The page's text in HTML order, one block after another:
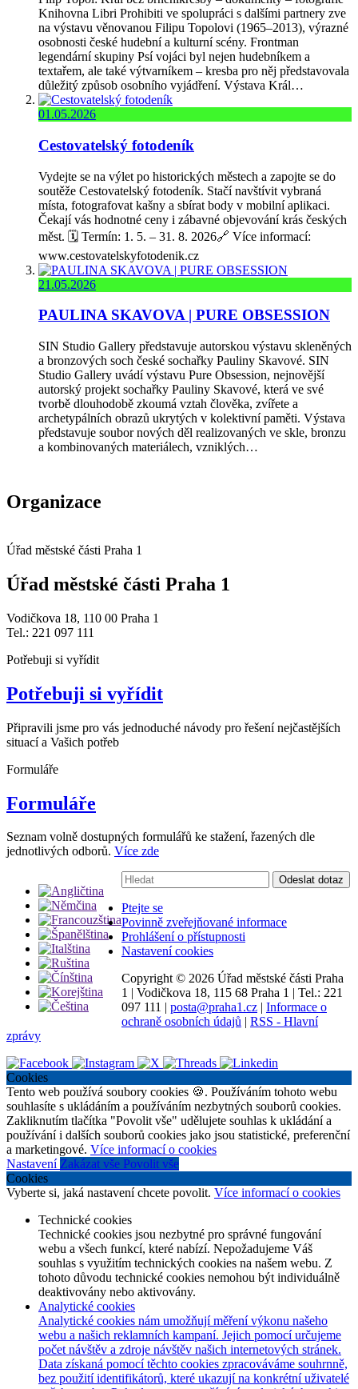
Knihovna Libri Prohibiti ve spolupráci s dalšími partnery zve
na výstavu věnovanou Filipu Topolovi (1965–2013), výrazné
osobnosti české hudební a kulturní scény. Frontman
legendární skupiny Psí vojáci byl nejen hudebníkem a
textařem, ale také výtvarníkem – kresba pro něj představovala
důležitý způsob osobního vyjádření. Výstava Král…
01.05.2026
Cestovatelský fotodeník
Vydejte se na výlet po historických městech a zapojte se do
soutěže Cestovatelský fotodeník. Stačí navštívit vybraná
místa, fotografovat kašny a sbírat body v mobilní aplikaci.
Čekají vás hodnotné ceny i zábavné objevování krás českých
měst. 🗓️ Termín: 1. 5. – 31. 8. 2026🔗 Více informací:
www.cestovatelskyfotodenik.cz
21.05.2026
PAULINA SKAVOVA | PURE OBSESSION
SIN Studio Gallery představuje autorskou výstavu skleněných
a bronzových soch české sochařky Pauliny Skavové. SIN
Studio Gallery uvádí výstavu Pure Obsession, nejnovější
autorský projekt sochařky Pauliny Skavové, která ve své
tvorbě dlouhodobě zkoumá vztah člověka, zvířete a
archetypálních obrazů ukrytých v kolektivní paměti. Výstava
představuje soubor nových děl realizovaných ve skle, bronzu
a kombinovaných materiálech, vzniklých…
Organizace
Úřad městské části Praha 1
Úřad městské části Praha 1
Vodičkova 18, 110 00 Praha 1
Tel.: 221 097 111
Potřebuji si vyřídit
Potřebuji si vyřídit
Připravili jsme pro vás jednoduché návody pro řešení nejčastějších
situací a Vašich potřeb
Formuláře
Formuláře
Seznam volně dostupných formulářů ke stažení, řazených dle
jednotlivých odborů. Více zde
Vyhledávání:
Odeslat dotaz
Ptejte se
Povinně zveřejňované informace
Prohlášení o přístupnosti
Nastavení cookies
Copyright © 2026 Úřad městské části Praha
1 | Vodičkova 18, 115 68 Praha 1 | Tel.: 221
097 111 | posta@praha1.cz | Informace o
ochraně osobních údajů | RSS - Hlavní
zprávy
Cookies
Tento web používá soubory cookies 🍪. Používáním tohoto webu
souhlasíte s ukládáním a používáním nezbytných souborů cookies.
Zakliknutím tlačítka "Povolit vše" udělujete souhlas k ukládání a
používání i dalších souborů cookies jako jsou statistické, preferenční
a marketingové. Více informací o cookies
Nastavení Zakázat vše Povolit vše
Cookies
Vyberte si, jaká nastavení chcete povolit. Více informací o cookies
Technické cookies
Technické cookies jsou nezbytné pro správné fungování
webu a všech funkcí, které nabízí. Nepožadujeme Váš
souhlas s využitím technických cookies na našem webu. Z
tohoto důvodu technické cookies nemohou být individuálně
deaktivovány nebo aktivovány.
Analytické cookies
Analytické cookies nám umožňují měření výkonu našeho
webu a našich reklamních kampaní. Jejich pomocí určujeme
počet návštěv a zdroje návštěv našich internetových stránek.
Data získaná pomocí těchto cookies zpracováváme souhrnně,
bez použití identifikátorů, které ukazují na konkrétní uživatelé